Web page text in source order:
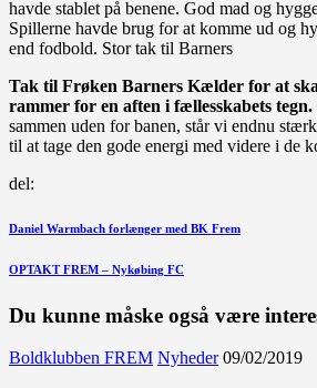
havde stablet på benene. God mad og
Spillerne havde brug for at komme ud og
end fodbold. Stor tak til Barners
Tak til Frøken Barners Kælder for at
rammer for en aften i fællesskabets tegn.
sammen uden for banen, står vi endnu
til at tage den gode energi med videre i de
del:
Indlægsnavigation
Forrige
Daniel Warmbach forlænger med BK Frem
Næste
OPTAKT FREM – Nykøbing FC
Du kunne måske også være
Boldklubben FREM Nyheder 09/02/2019